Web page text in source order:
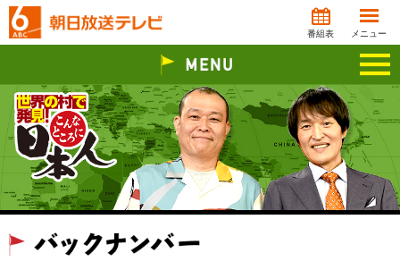
番組表 メニュー